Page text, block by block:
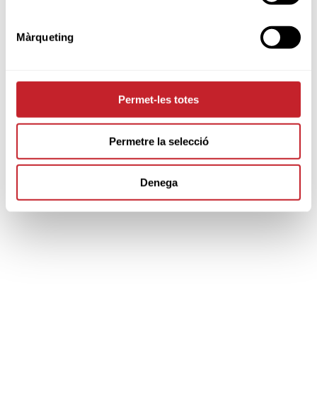
Màrqueting
Permet-les totes
Permetre la selecció
Denega
PARTNERS